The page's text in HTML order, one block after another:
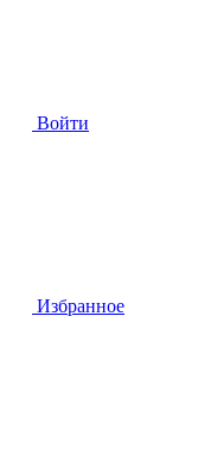
Войти
Избранное